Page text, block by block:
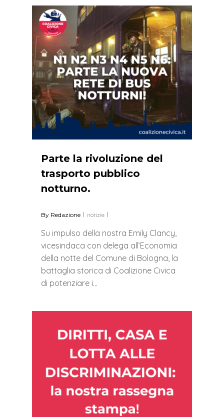
Parte la rivoluzione del
trasporto pubblico
notturno.
By Redazione notizie
Su impulso della nostra Emily Clancy,
vicesindaca con delega all’Economia
della notte del Comune di Bologna, la
battaglia storica di Coalizione Civica
di potenziare i…